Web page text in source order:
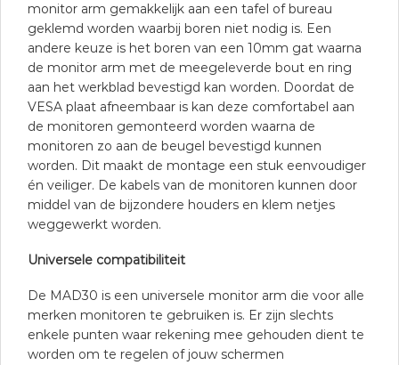
monitor arm gemakkelijk aan een tafel of bureau
geklemd worden waarbij boren niet nodig is. Een
andere keuze is het boren van een 10mm gat waarna
de monitor arm met de meegeleverde bout en ring
aan het werkblad bevestigd kan worden. Doordat de
VESA plaat afneembaar is kan deze comfortabel aan
de monitoren gemonteerd worden waarna de
monitoren zo aan de beugel bevestigd kunnen
worden. Dit maakt de montage een stuk eenvoudiger
én veiliger. De kabels van de monitoren kunnen door
middel van de bijzondere houders en klem netjes
weggewerkt worden.
Universele compatibiliteit
De MAD30 is een universele monitor arm die voor alle
merken monitoren te gebruiken is. Er zijn slechts
enkele punten waar rekening mee gehouden dient te
worden om te regelen of jouw schermen